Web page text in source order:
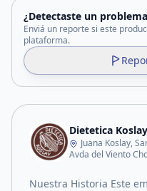
¿Detectaste un
Enviá un reporte si este
plataforma.
Dietetica Koslay
Juana Koslay,
Avda del Viento
Nuestra Historia Este